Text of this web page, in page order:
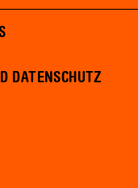
DATENSCHUTZ